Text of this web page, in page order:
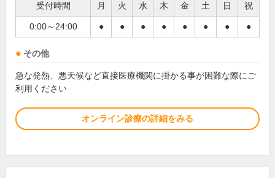
受付時間 月 火 水 木 金 土 日 祝
0:00～24:00 ● ● ● ● ● ● ● ●
その他
急な発熱、悪天候など直接医療機関に掛かる事が困難な際にご
利用ください
オンライン診療の詳細をみる